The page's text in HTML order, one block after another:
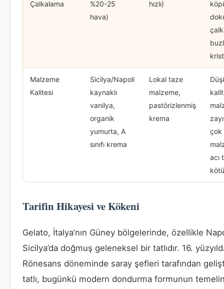
Çalkalama
%20-25
hava)
hızlı)
Malzeme
Kalitesi
Sicilya/Napoli
kaynaklı
vanilya,
organik
yumurta, A
sınıfı krema
Lokal taze
malzeme,
pastörizlenmiş
krema
çok
acı
Tarifin Hikayesi ve Kökeni
Gelato, İtalya’nın Güney bölgelerinde, özellikle
Sicilya’da doğmuş geleneksel bir tatlıdır. 16.
Rönesans döneminde saray şefleri tarafından
tatlı, bugünkü modern dondurma formunun